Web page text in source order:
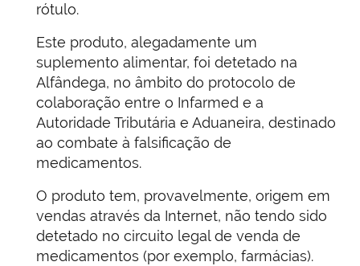
rótulo.
Este produto, alegadamente um
suplemento alimentar, foi detetado na
Alfândega, no âmbito do protocolo de
colaboração entre o Infarmed e a
Autoridade Tributária e Aduaneira, destinado
ao combate à falsificação de
medicamentos.
O produto tem, provavelmente, origem em
vendas através da Internet, não tendo sido
detetado no circuito legal de venda de
medicamentos (por exemplo, farmácias).